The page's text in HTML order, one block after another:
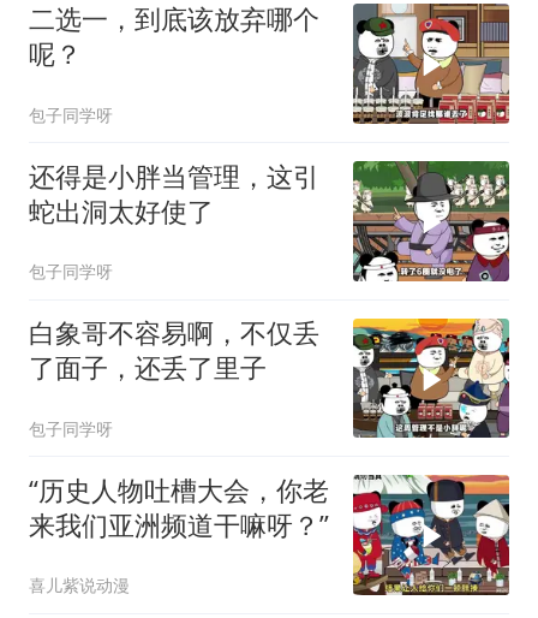
二选一，到底该放弃哪个
呢？
包子同学呀
还得是小胖当管理，这引
蛇出洞太好使了
包子同学呀
白象哥不容易啊，不仅丢
了面子，还丢了里子
包子同学呀
“历史人物吐槽大会，你老
来我们亚洲频道干嘛呀？”
喜儿紫说动漫